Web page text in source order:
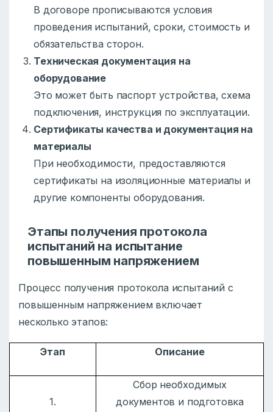
В договоре прописываются условия
проведения испытаний, сроки, стоимость и
обязательства сторон.
Техническая документация на
оборудование
Это может быть паспорт устройства, схема
подключения, инструкция по эксплуатации.
Сертификаты качества и документация на
материалы
При необходимости, предоставляются
сертификаты на изоляционные материалы и
другие компоненты оборудования.
Этапы получения протокола
испытаний на испытание
повышенным напряжением
Процесс получения протокола испытаний с
повышенным напряжением включает
несколько этапов:
Этап Описание
1.
Сбор необходимых
документов и подготовка